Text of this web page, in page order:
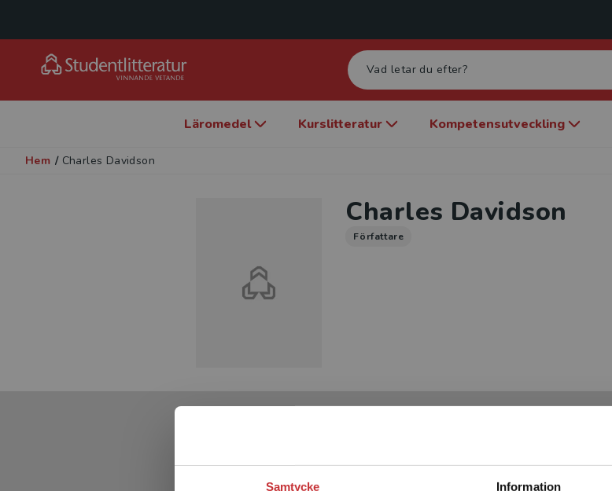
Samtycke Information
Begränsad fraktregion
Läromedel Kurslitteratur Kompetensutveckling
Hem / Charles Davidson
Charles Davidson
Författare